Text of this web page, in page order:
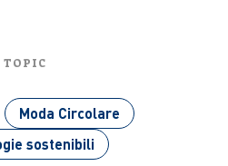
TOPIC
Moda Circolare
sostenibili